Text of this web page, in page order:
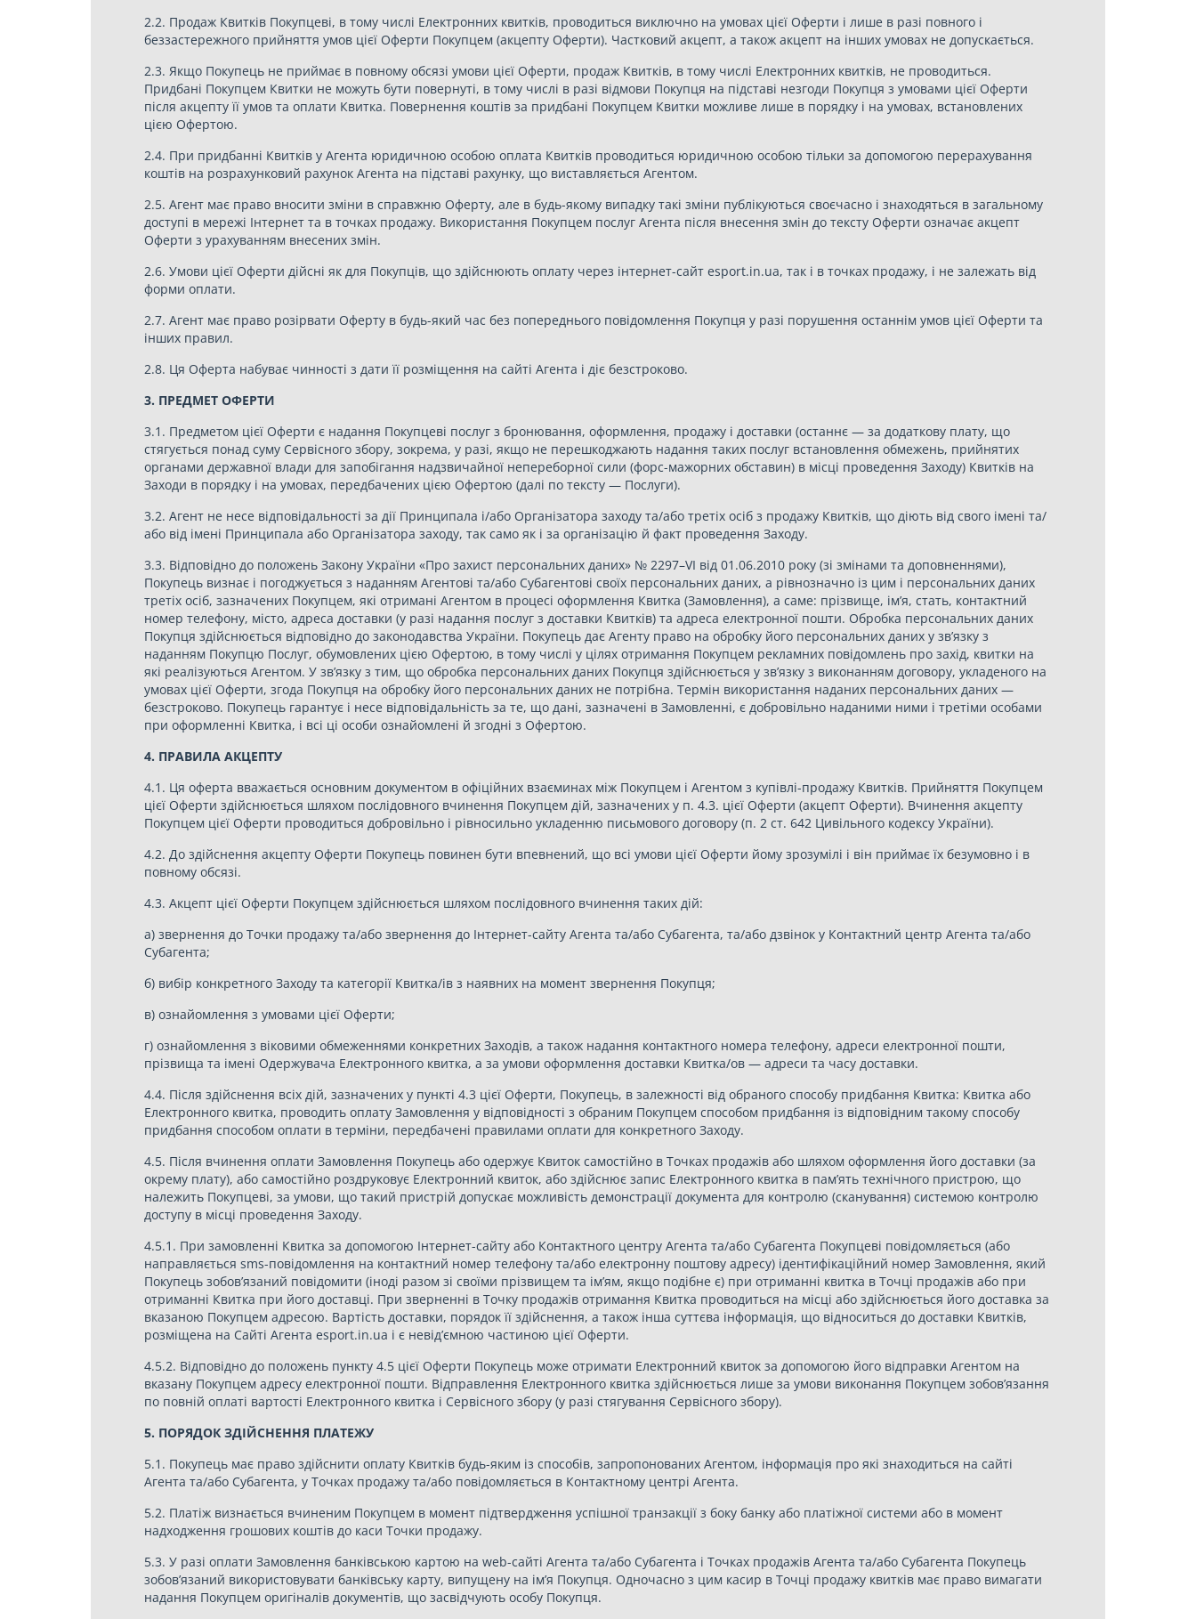
2.2. Продаж Квитків Покупцеві, в тому числі Електронних квитків, проводиться виключно на умовах цієї Оферти і лише в разі повного і
беззастережного прийняття умов цієї Оферти Покупцем (акцепту Оферти). Частковий акцепт, а також акцепт на інших умовах не допускається.
2.3. Якщо Покупець не приймає в повному обсязі умови цієї Оферти, продаж Квитків, в тому числі Електронних квитків, не проводиться.
Придбані Покупцем Квитки не можуть бути повернуті, в тому числі в разі відмови Покупця на підставі незгоди Покупця з умовами цієї Оферти
після акцепту її умов та оплати Квитка. Повернення коштів за придбані Покупцем Квитки можливе лише в порядку і на умовах, встановлених
цією Офертою.
2.4. При придбанні Квитків у Агента юридичною особою оплата Квитків проводиться юридичною особою тільки за допомогою перерахування
коштів на розрахунковий рахунок Агента на підставі рахунку, що виставляється Агентом.
2.5. Агент має право вносити зміни в справжню Оферту, але в будь-якому випадку такі зміни публікуються своєчасно і знаходяться в загальному
доступі в мережі Інтернет та в точках продажу. Використання Покупцем послуг Агента після внесення змін до тексту Оферти означає акцепт
Оферти з урахуванням внесених змін.
2.6. Умови цієї Оферти дійсні як для Покупців, що здійснюють оплату через інтернет-сайт esport.in.ua, так і в точках продажу, і не залежать від
форми оплати.
2.7. Агент має право розірвати Оферту в будь-який час без попереднього повідомлення Покупця у разі порушення останнім умов цієї Оферти та
інших правил.
2.8. Ця Оферта набуває чинності з дати її розміщення на сайті Агента і діє безстроково.
3. ПРЕДМЕТ ОФЕРТИ
3.1. Предметом цієї Оферти є надання Покупцеві послуг з бронювання, оформлення, продажу і доставки (останнє — за додаткову плату, що
стягується понад суму Сервісного збору, зокрема, у разі, якщо не перешкоджають надання таких послуг встановлення обмежень, прийнятих
органами державної влади для запобігання надзвичайної непереборної сили (форс-мажорних обставин) в місці проведення Заходу) Квитків на
Заходи в порядку і на умовах, передбачених цією Офертою (далі по тексту — Послуги).
3.2. Агент не несе відповідальності за дії Принципала і/або Організатора заходу та/або третіх осіб з продажу Квитків, що діють від свого імені та/
або від імені Принципала або Організатора заходу, так само як і за організацію й факт проведення Заходу.
3.3. Відповідно до положень Закону України «Про захист персональних даних» № 2297–VI від 01.06.2010 року (зі змінами та доповненнями),
Покупець визнає і погоджується з наданням Агентові та/або Субагентові своїх персональних даних, а рівнозначно із цим і персональних даних
третіх осіб, зазначених Покупцем, які отримані Агентом в процесі оформлення Квитка (Замовлення), а саме: прізвище, ім’я, стать, контактний
номер телефону, місто, адреса доставки (у разі надання послуг з доставки Квитків) та адреса електронної пошти. Обробка персональних даних
Покупця здійснюється відповідно до законодавства України. Покупець дає Агенту право на обробку його персональних даних у зв’язку з
наданням Покупцю Послуг, обумовлених цією Офертою, в тому числі у цілях отримання Покупцем рекламних повідомлень про захід, квитки на
які реалізуються Агентом. У зв’язку з тим, що обробка персональних даних Покупця здійснюється у зв’язку з виконанням договору, укладеного на
умовах цієї Оферти, згода Покупця на обробку його персональних даних не потрібна. Термін використання наданих персональних даних —
безстроково. Покупець гарантує і несе відповідальність за те, що дані, зазначені в Замовленні, є добровільно наданими ними і третіми особами
при оформленні Квитка, і всі ці особи ознайомлені й згодні з Офертою.
4. ПРАВИЛА АКЦЕПТУ
4.1. Ця оферта вважається основним документом в офіційних взаєминах між Покупцем і Агентом з купівлі-продажу Квитків. Прийняття Покупцем
цієї Оферти здійснюється шляхом послідовного вчинення Покупцем дій, зазначених у п. 4.3. цієї Оферти (акцепт Оферти). Вчинення акцепту
Покупцем цієї Оферти проводиться добровільно і рівносильно укладенню письмового договору (п. 2 ст. 642 Цивільного кодексу України).
4.2. До здійснення акцепту Оферти Покупець повинен бути впевнений, що всі умови цієї Оферти йому зрозумілі і він приймає їх безумовно і в
повному обсязі.
4.3. Акцепт цієї Оферти Покупцем здійснюється шляхом послідовного вчинення таких дій:
а) звернення до Точки продажу та/або звернення до Інтернет-сайту Агента та/або Субагента, та/або дзвінок у Контактний центр Агента та/або
Субагента;
б) вибір конкретного Заходу та категорії Квитка/ів з наявних на момент звернення Покупця;
в) ознайомлення з умовами цієї Оферти;
г) ознайомлення з віковими обмеженнями конкретних Заходів, а також надання контактного номера телефону, адреси електронної пошти,
прізвища та імені Одержувача Електронного квитка, а за умови оформлення доставки Квитка/ов — адреси та часу доставки.
4.4. Після здійснення всіх дій, зазначених у пункті 4.3 цієї Оферти, Покупець, в залежності від обраного способу придбання Квитка: Квитка або
Електронного квитка, проводить оплату Замовлення у відповідності з обраним Покупцем способом придбання із відповідним такому способу
придбання способом оплати в терміни, передбачені правилами оплати для конкретного Заходу.
4.5. Після вчинення оплати Замовлення Покупець або одержує Квиток самостійно в Точках продажів або шляхом оформлення його доставки (за
окрему плату), або самостійно роздруковує Електронний квиток, або здійснює запис Електронного квитка в пам’ять технічного пристрою, що
належить Покупцеві, за умови, що такий пристрій допускає можливість демонстрації документа для контролю (сканування) системою контролю
доступу в місці проведення Заходу.
4.5.1. При замовленні Квитка за допомогою Інтернет-сайту або Контактного центру Агента та/або Субагента Покупцеві повідомляється (або
направляється sms-повідомлення на контактний номер телефону та/або електронну поштову адресу) ідентифікаційний номер Замовлення, який
Покупець зобов’язаний повідомити (іноді разом зі своїми прізвищем та ім’ям, якщо подібне є) при отриманні квитка в Точці продажів або при
отриманні Квитка при його доставці. При зверненні в Точку продажів отримання Квитка проводиться на місці або здійснюється його доставка за
вказаною Покупцем адресою. Вартість доставки, порядок її здійснення, а також інша суттєва інформація, що відноситься до доставки Квитків,
розміщена на Сайті Агента esport.in.ua і є невід’ємною частиною цієї Оферти.
4.5.2. Відповідно до положень пункту 4.5 цієї Оферти Покупець може отримати Електронний квиток за допомогою його відправки Агентом на
вказану Покупцем адресу електронної пошти. Відправлення Електронного квитка здійснюється лише за умови виконання Покупцем зобов’язання
по повній оплаті вартості Електронного квитка і Сервісного збору (у разі стягування Сервісного збору).
5. ПОРЯДОК ЗДІЙСНЕННЯ ПЛАТЕЖУ
5.1. Покупець має право здійснити оплату Квитків будь-яким із способів, запропонованих Агентом, інформація про які знаходиться на сайті
Агента та/або Субагента, у Точках продажу та/або повідомляється в Контактному центрі Агента.
5.2. Платіж визнається вчиненим Покупцем в момент підтвердження успішної транзакції з боку банку або платіжної системи або в момент
надходження грошових коштів до каси Точки продажу.
5.3. У разі оплати Замовлення банківською картою на web-сайті Агента та/або Субагента і Точках продажів Агента та/або Субагента Покупець
зобов’язаний використовувати банківську карту, випущену на ім’я Покупця. Одночасно з цим касир в Точці продажу квитків має право вимагати
надання Покупцем оригіналів документів, що засвідчують особу Покупця.